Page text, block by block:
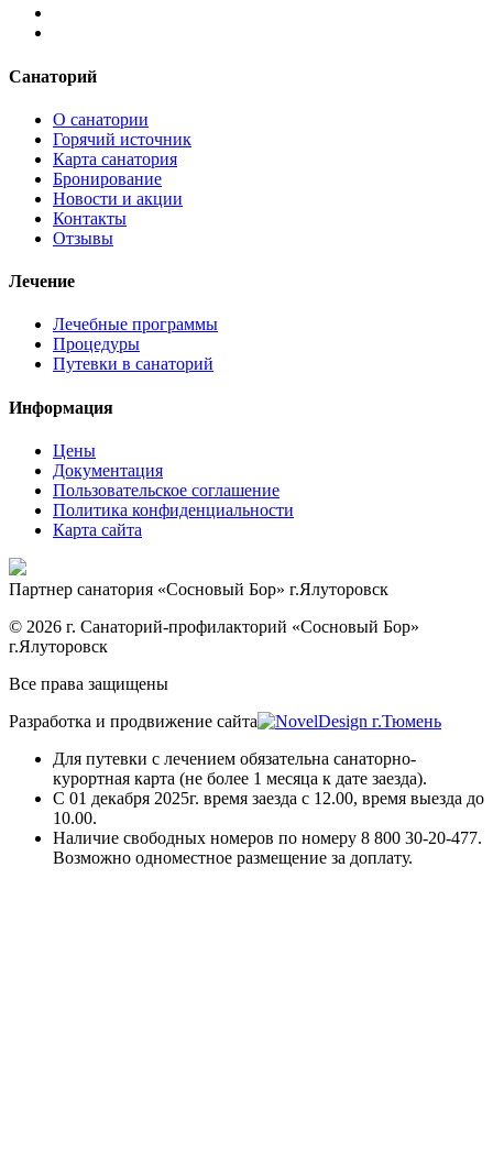
Санаторий
О санатории
Горячий источник
Карта санатория
Бронирование
Новости и акции
Контакты
Отзывы
Лечение
Лечебные программы
Процедуры
Путевки в санаторий
Информация
Цены
Документация
Пользовательское соглашение
Политика конфиденциальности
Карта сайта
Партнер санатория «Сосновый Бор» г.Ялуторовск
© 2026 г. Санаторий-профилакторий «Сосновый Бор»
г.Ялуторовск
Все права защищены
Разработка и продвижение сайта
Для путевки с лечением обязательна санаторно-
курортная карта (не более 1 месяца к дате заезда).
С 01 декабря 2025г. время заезда с 12.00, время выезда до
10.00.
Наличие свободных номеров по номеру 8 800 30-20-477.
Возможно одноместное размещение за доплату.